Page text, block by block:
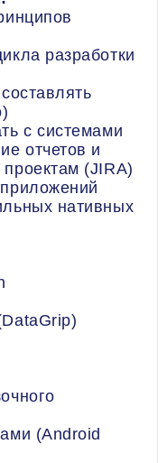
разработки
с системами
отчетов и
(JIRA)
нативных
(Android